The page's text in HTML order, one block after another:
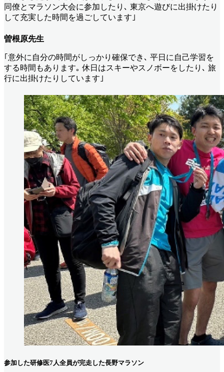
同僚とマラソン大会に参加したり､ 東京へ遊びに出掛けたり
して充実した時間を過ごしています｣
曽根原先生
｢意外に自分の時間がしっかり確保でき､ 平日に自己学習を
する時間もあります｡ 休日はスキーやスノボーをしたり､ 旅
行に出掛けたりしています｣
参加した研修医7人全員が完走した長野マラソン